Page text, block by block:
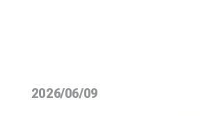
2026/06/09